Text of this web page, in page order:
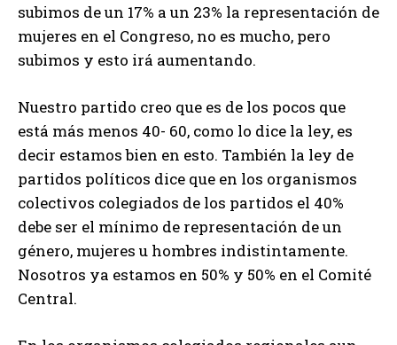
subimos de un 17% a un 23% la representación de
mujeres en el Congreso, no es mucho, pero
subimos y esto irá aumentando.
Nuestro partido creo que es de los pocos que
está más menos 40- 60, como lo dice la ley, es
decir estamos bien en esto. También la ley de
partidos políticos dice que en los organismos
colectivos colegiados de los partidos el 40%
debe ser el mínimo de representación de un
género, mujeres u hombres indistintamente.
Nosotros ya estamos en 50% y 50% en el Comité
Central.